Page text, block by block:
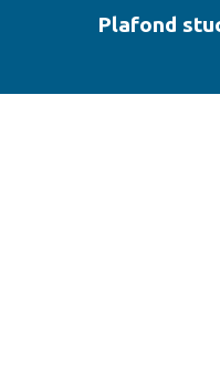
Plafond